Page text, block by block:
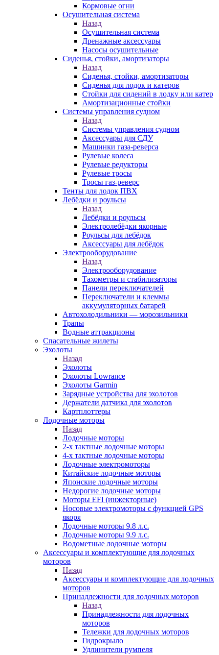
Кормовые огни
Осушительная система
Назад
Осушительная система
Дренажные аксессуары
Насосы осушительные
Сиденья, стойки, амортизаторы
Назад
Сиденья, стойки, амортизаторы
Сиденья для лодок и катеров
Стойки для сидений в лодку или катер
Амортизационные стойки
Системы управления судном
Назад
Системы управления судном
Аксессуары для СДУ
Машинки газа-реверса
Рулевые колеса
Рулевые редукторы
Рулевые тросы
Тросы газ-реверс
Тенты для лодок ПВХ
Лебёдки и роульсы
Назад
Лебёдки и роульсы
Электролебёдки якорные
Роульсы для лебёдок
Аксессуары для лебёдок
Электрооборудование
Назад
Электрооборудование
Тахометры и стабилизаторы
Панели переключателей
Переключатели и клеммы
аккумуляторных батарей
Автохолодильники — морозильники
Трапы
Водные аттракционы
Спасательные жилеты
Эхолоты
Назад
Эхолоты
Эхолоты Lowrance
Эхолоты Garmin
Зарядные устройства для эхолотов
Держатели датчика для эхолотов
Картплоттеры
Лодочные моторы
Назад
Лодочные моторы
2-х тактные лодочные моторы
4-х тактные лодочные моторы
Лодочные электромоторы
Китайские лодочные моторы
Японские лодочные моторы
Недорогие лодочные моторы
Моторы EFI (инжекторные)
Носовые электромоторы с функцией GPS
якоря
Лодочные моторы 9.8 л.с.
Лодочные моторы 9.9 л.с.
Водометные лодочные моторы
Аксессуары и комплектующие для лодочных
моторов
Назад
Аксессуары и комплектующие для лодочных
моторов
Принадлежности для лодочных моторов
Назад
Принадлежности для лодочных
моторов
Тележки для лодочных моторов
Гидрокрыло
Удлинители румпеля